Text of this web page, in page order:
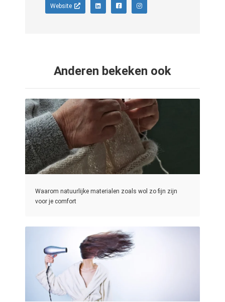
Website
Anderen bekeken ook
Waarom natuurlijke materialen zoals wol zo fijn zijn
voor je comfort